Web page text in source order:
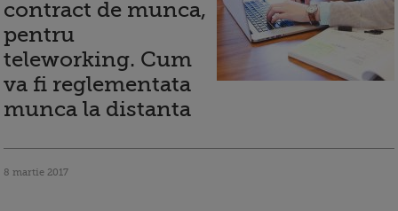
contract de munca,
pentru
teleworking. Cum
va fi reglementata
munca la distanta
8 martie 2017